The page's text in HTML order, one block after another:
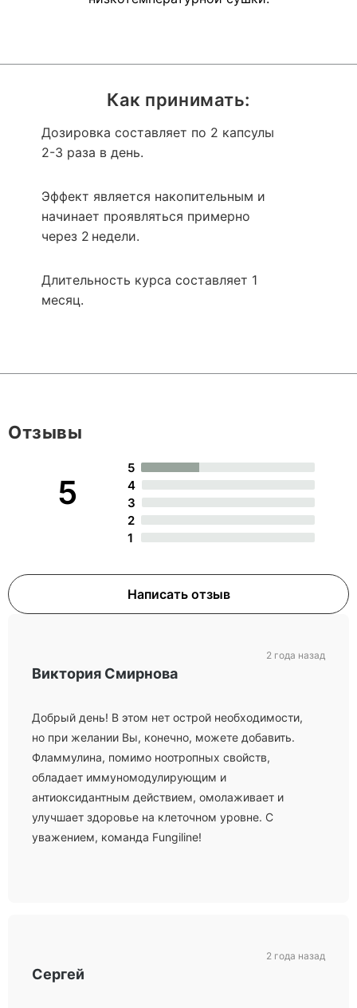
Как принимать:
Дозировка составляет по 2 капсулы
2-3 раза в день.
Эффект является накопительным и
начинает проявляться примерно
через 2 недели.
Длительность курса составляет 1
месяц.
5
5
4
3
2
1
Написать отзыв
Отзывы
Виктория Смирнова
Добрый день! В этом нет острой необходимости,
но при желании Вы, конечно, можете добавить.
Фламмулина, помимо ноотропных свойств,
обладает иммуномодулирующим и
антиоксидантным действием, омолаживает и
улучшает здоровье на клеточном уровне. С
уважением, команда Fungiline!
2 года назад
Сергей
2 года назад